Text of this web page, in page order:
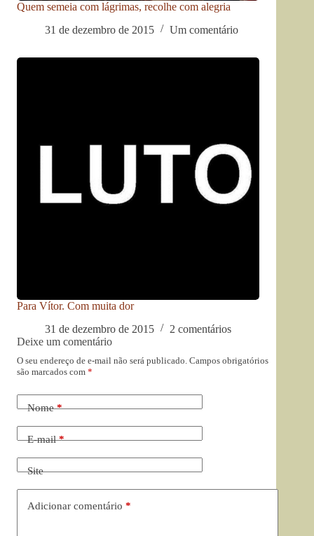
Quem semeia com lágrimas, recolhe com alegria
31 de dezembro de 2015
Um comentário
Para Vítor. Com muita dor
31 de dezembro de 2015
2 comentários
Deixe um comentário
O seu endereço de e-mail não será publicado. Campos obrigatórios
são marcados com *
Nome*
E-mail*
Site
Adicionar comentário *